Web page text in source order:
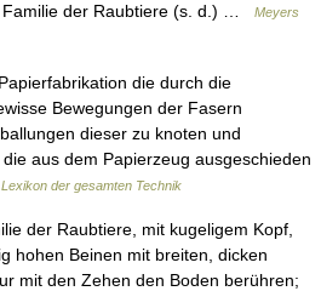
der Raubtiere (s. d.) …
Meyers
die durch die
Bewegungen der Fasern
dieser zu knoten und
aus dem Papierzeug ausgeschieden
Lexikon der gesamten Technik
der Raubtiere, mit kugeligem Kopf,
hohen Beinen mit breiten, dicken
mit den Zehen den Boden berühren;